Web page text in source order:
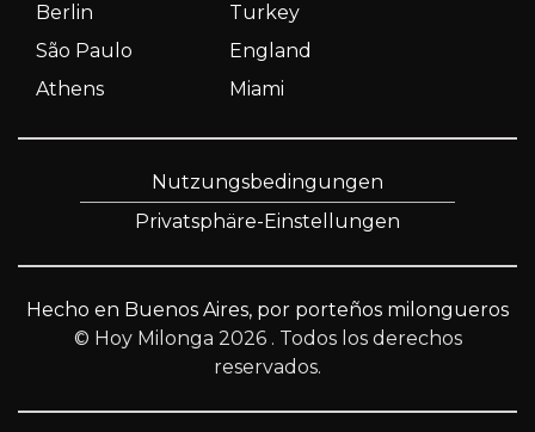
Berlin
Turkey
São Paulo
England
Athens
Miami
Nutzungsbedingungen
Privatsphäre-Einstellungen
Hecho en Buenos Aires, por porteños milongueros
© Hoy Milonga 2026 . Todos los derechos
reservados.